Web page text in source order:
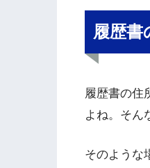
履歴書
履歴書の住
よね。そん
そのような